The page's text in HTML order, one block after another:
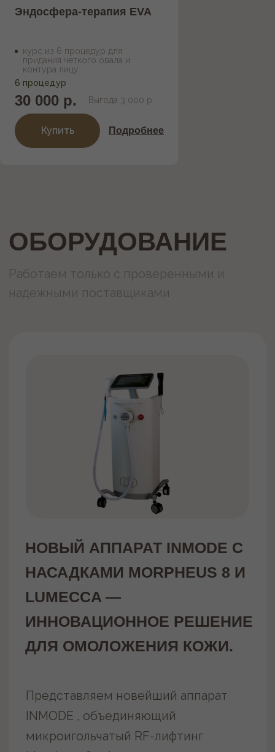
Подробнее
30 000 р.
Эндосфера-терапия EVA
курс из 6 процедур для
придания четкого овала и
контура лицу
Выгода 3 000 р.
6 процедур
Купить
найти нас
2020-2025
Услуги и цены
Акции
Абонементы
О нас
Контакты
Политика конфиденциальности